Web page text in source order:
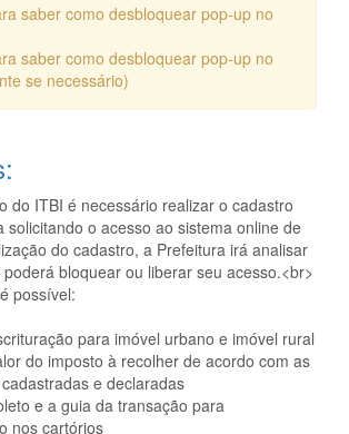
saber como desbloquear pop-up no
saber como desbloquear pop-up no
se necessário)
do ITBI é necessário realizar o cadastro
solicitando o acesso ao sistema online de
do cadastro, a Prefeitura irá analisar
bloquear ou liberar seu acesso.<br>
possível:
para imóvel urbano e imóvel rural
do imposto à recolher de acordo com as
e declaradas
e a guia da transação para
nos cartórios